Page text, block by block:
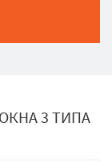
3 ТИПА